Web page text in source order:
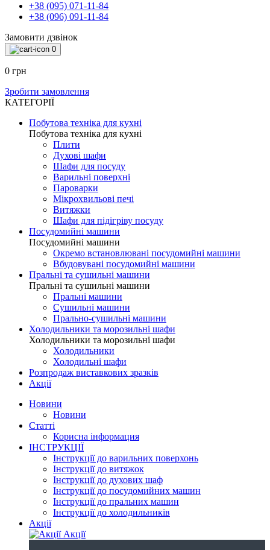
+38 (095) 071-11-84
+38 (096) 091-11-84
Замовити дзвінок
0
0 грн
Зробити замовлення
КАТЕГОРІЇ
Побутова техніка для кухні
Побутова техніка для кухні
Плити
Духові шафи
Шафи для посуду
Варильні поверхні
Пароварки
Мікрохвильові печі
Витяжки
Шафи для підігріву посуду
Посудомийні машини
Посудомийні машини
Окремо встановлювані посудомийні машини
Вбудовувані посудомийні машини
Пральні та сушильні машини
Пральні та сушильні машини
Пральні машини
Сушильні машини
Прально-сушильні машини
Холодильники та морозильні шафи
Холодильники та морозильні шафи
Холодильники
Холодильні шафи
Розпродаж виставкових зразків
Акції
Новини
Новини
Статті
Корисна інформация
ІНСТРУКЦІЇ
Інструкції до варильних поверхонь
Інструкції до витяжок
Інструкції до духових шаф
Інструкції до посудомийних машин
Інструкції до пральних машин
Інструкції до холодильників
Акції
Акції